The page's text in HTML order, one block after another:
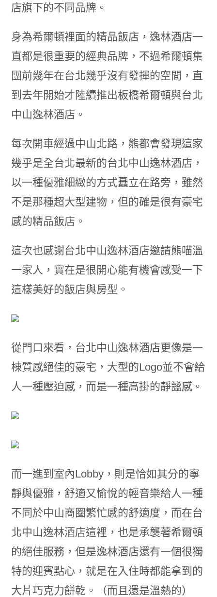
店旗下的不同品牌。
身為希爾頓裡面的精品飯店，逸林酒店一
直都是很重要的經典品牌，不過希爾頓集
團前幾年在台北幾乎沒有發揮的空間，直
到去年開始才陸續推出板橋希爾頓與台北
中山逸林酒店。
每次開車經過中山北路，熊都會發現這家
幾乎是全台北最新的台北中山逸林酒店，
以一種優雅細緻的方式矗立在路旁，雖然
不是那種超大型建物，但的確是很有豪宅
感的精品飯店。
這次也感謝台北中山逸林酒店邀請熊喵溫
一家人，實在是很開心能有機會感受一下
這樣美好的飯店與房型。
從門口來看，台北中山逸林酒店更像是一
棟質感絕佳的豪宅，大型的Logo並不會給
人一種壓迫感，而是一種高掛的靜謐感。
而一進到室內Lobby，則是恰如其分的寧
靜與優雅，舒適又愉悅的輕音樂給人一種
不同於中山商圈繁忙感的舒適度，而在台
北中山逸林酒店這裡，也是承襲著希爾頓
的絕佳服務，但是逸林酒店還有一個很獨
特的迎賓點心，就是在入住時都能拿到的
大片巧克力餅乾。（而且還是溫熱的）